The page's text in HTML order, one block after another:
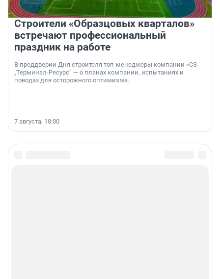
Строители «Образцовых кварталов»
встречают профессиональный
праздник на работе
В преддверии Дня строителя топ-менеджеры компании «СЗ
„Терминал-Ресурс“ — о планах компании, испытаниях и
поводах для осторожного оптимизма.
7 августа, 18:00